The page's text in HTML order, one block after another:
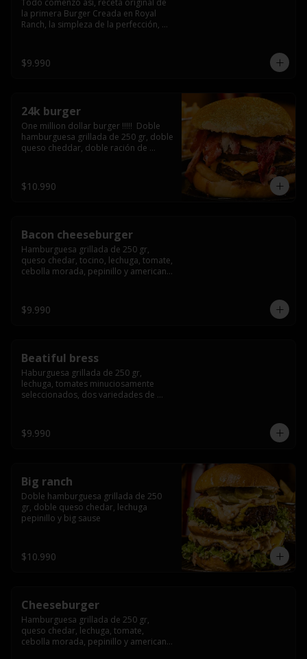
Todo comenzó así, receta original de
la primera Burger Creada en Royal
Ranch, la simpleza de la perfección,
queso cheddar
$9.990
24k burger
One million dollar burger !!!!!  Doble
hamburguesa grillada de 250 gr, doble
queso cheddar, doble ración de
gold glitter
$10.990
Bacon cheeseburger
Hamburguesa grillada de 250 gr,
queso chedar, tocino, lechuga, tomate,
cebolla morada, pepinillo y american
$9.990
Beatiful bress
Haburguesa grillada de 250 gr,
lechuga, tomates minuciosamente
seleccionados, dos variedades de
lentamente en el grill, para finalizar
todo con una envolvente salsa cristal
$9.990
Big ranch
Doble hamburguesa grillada de 250
gr, doble queso chedar, lechuga
pepinillo y big sause
$10.990
Cheeseburger
Hamburguesa grillada de 250 gr,
queso chedar, lechuga, tomate,
cebolla morada, pepinillo y american